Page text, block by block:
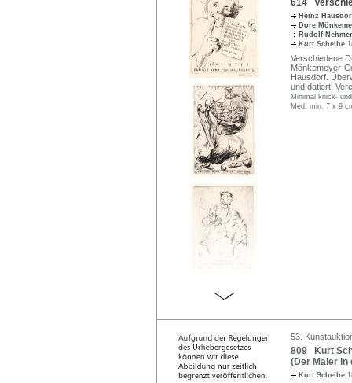
Heinz
Dore
Rudolf
Kurt Scheibe
Verschiedene
Mönkemeyer-
Hausdorf.
und datiert.
Minimal knick-
Med. min. 7 x 9
53.
809 Kurt
(Der Maler in
Kurt Scheibe